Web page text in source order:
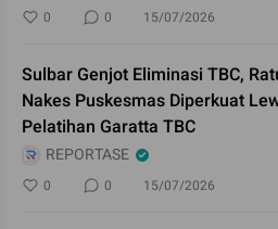
0 0 15/07/2026
Sulbar Genjot Eliminasi TBC,
Nakes Puskesmas Diperkuat
Pelatihan Garatta TBC
REPORTASE
0 0 15/07/2026